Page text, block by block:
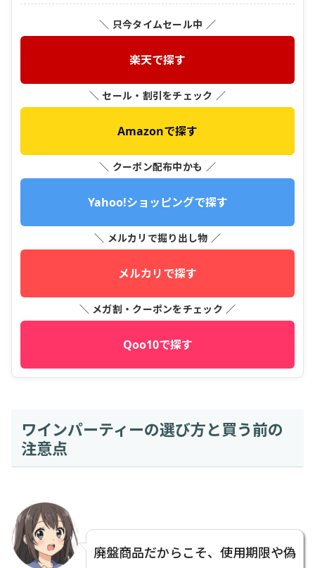
＼ 只今タイムセール中 ／
楽天で探す
＼ セール・割引をチェック ／
Amazonで探す
＼ クーポン配布中かも ／
Yahoo!ショッピングで探す
＼ メルカリで掘り出し物 ／
メルカリで探す
＼ メガ割・クーポンをチェック ／
Qoo10で探す
ワインパーティーの選び方と買う前の
注意点
廃盤商品だからこそ、使用期限や偽